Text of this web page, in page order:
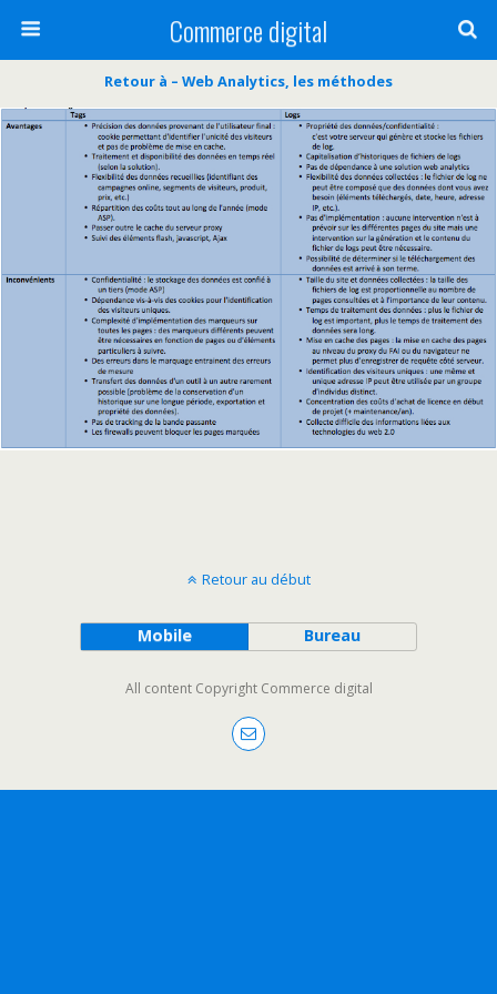
Commerce digital
Retour à – Web Analytics, les méthodes
Retour au début
Mobile Bureau
All content Copyright Commerce digital